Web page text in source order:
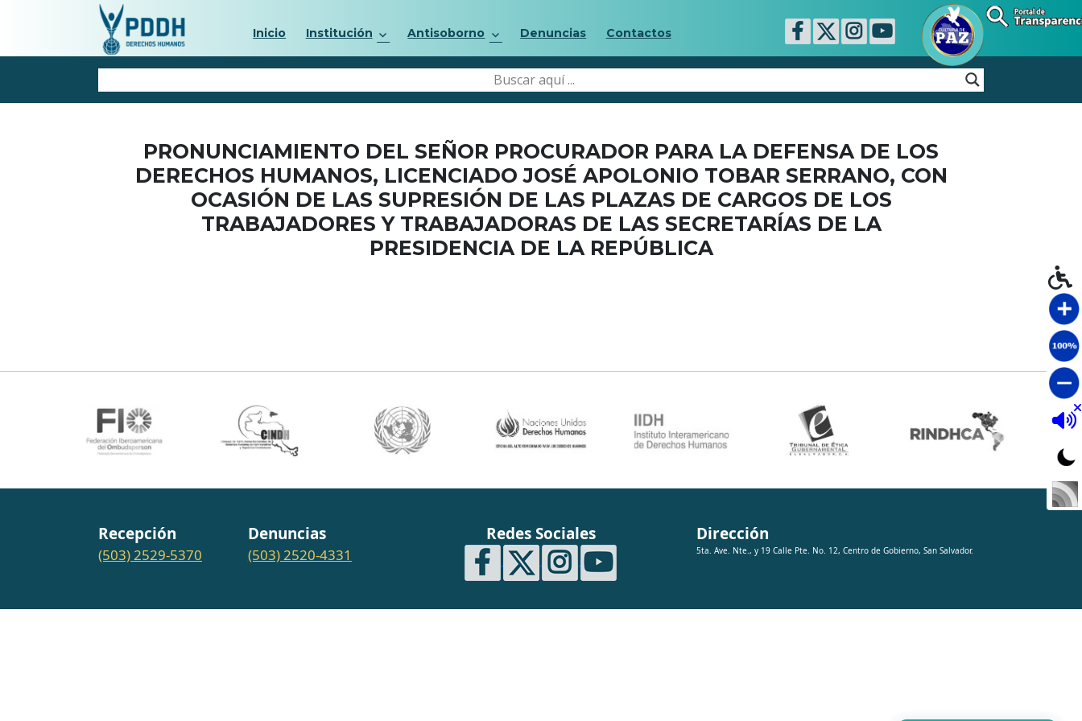
Inicio Institución Antisoborno Denuncias Contactos
PRONUNCIAMIENTO DEL SEÑOR PROCURADOR PARA LA DEFENSA DE LOS
DERECHOS HUMANOS, LICENCIADO JOSÉ APOLONIO TOBAR SERRANO, CON
OCASIÓN DE LAS SUPRESIÓN DE LAS PLAZAS DE CARGOS DE LOS
TRABAJADORES Y TRABAJADORAS DE LAS SECRETARÍAS DE LA
PRESIDENCIA DE LA REPÚBLICA
Recepción
(503) 2529-5370
Denuncias
(503) 2520-4331
Redes Sociales Dirección
5ta. Ave. Nte., y 19 Calle Pte. No. 12, Centro de Gobierno, San Salvador.